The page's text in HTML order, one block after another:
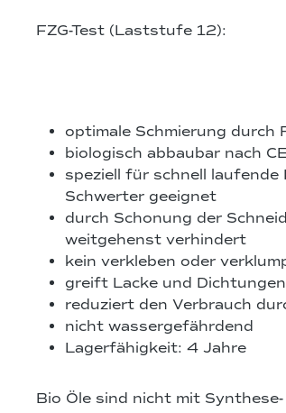
FZG-Test (Laststufe 12):
optimale Schmierung durch
biologisch abbaubar nach
speziell für schnell
Schwerter geeignet
durch Schonung der
weitgehenst verhindert
kein verkleben oder
greift Lacke und
reduziert den Verbrauch
nicht wassergefährdend
Lagerfähigkeit: 4 Jahre
Bio Öle sind nicht mit